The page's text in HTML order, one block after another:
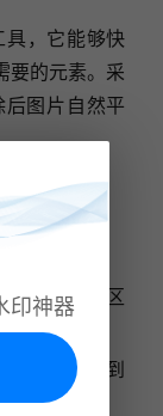
，它能够快
要的元素。采
图片自然平
图片。
包含水印。
印覆盖的区
的图片保存到
印神器